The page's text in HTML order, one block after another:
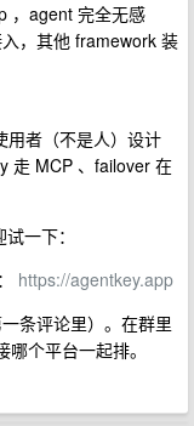
，agent 完全无感
，其他 framework 装
用者（不是人）设计
走 MCP 、failover 在
一下：
https://agentkey.app
条评论里）。在群里
个平台一起排。